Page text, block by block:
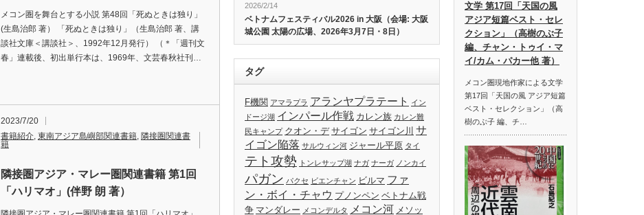
メコン圏を舞台とする小説 第48回「死ぬときは独り」
(生島治郎 著） 「死ぬときは独り」（生島治郎 著、講
談社文庫＜講談社＞、1992年12月発行） （＊「週刊文
春」連載後、初出単行本は、1969年、文芸春秋社刊…
2023/7/20
書籍紹介, 東南アジア島嶼部関連書籍, 隣接圏関連書
籍
隣接圏アジア・マレー圏関連書籍 第1回
「ハリマオ」(伴野 朗 著）
2026/2/14
ベトナムフェスティバル2026 in 大阪（会場: 大阪
城公園 太陽の広場、2026年3月7日・8日）
タグ
F機関 アマラプラ アランヤプラテート
イン
ドージ湖 インパール作戦 カレン族 カレン難
民キャンプ クオン・デ サイゴン サイゴン川 サ
イゴン陥落 サルウィン河 ジャール平原 タイ
テト攻勢 トンレサップ湖 ナガ ナーガ ノンカイ
パガン パクセ ビエンチャン ビルマ ファ
ン・ボイ・チャウ プノンペン ベトナム戦
争 マンダレー メコンデルタ メコン河 メソッ
文学 第17回「天国の風
アジア短篇ベスト・セレ
クション」（高樹のぶ子
編、チャン・トゥイ・マ
イ/カム・パカー他 著）
メコン圏現地作家による文学
第17回「天国の風 アジア短篇
ベスト・セレクション」（高
樹のぶ子 編、チ…